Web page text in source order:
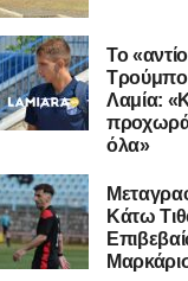
Το
Λαμία:
όλα»
Κάτω